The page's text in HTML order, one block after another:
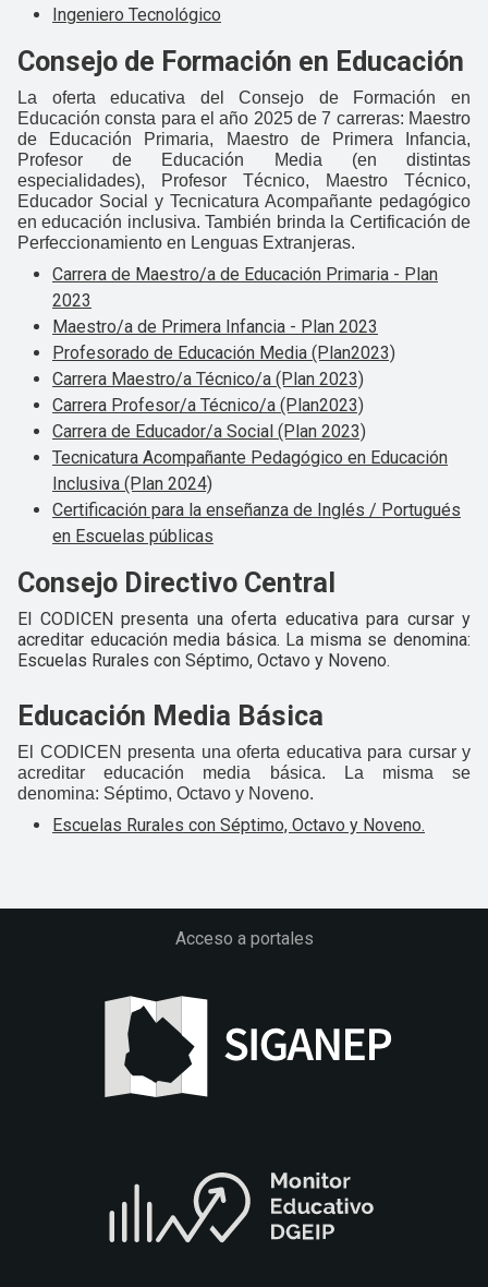
Ingeniero Tecnológico
Consejo de Formación en Educación
La oferta educativa del Consejo de Formación en
Educación consta para el año 2025 de 7 carreras: Maestro
de Educación Primaria, Maestro de Primera Infancia,
Profesor de Educación Media (en distintas
especialidades), Profesor Técnico, Maestro Técnico,
Educador Social y Tecnicatura Acompañante pedagógico
en educación inclusiva. También brinda la Certificación de
Perfeccionamiento en Lenguas Extranjeras.
Carrera de Maestro/a de Educación Primaria - Plan
2023
Maestro/a de Primera Infancia - Plan 2023
Profesorado de Educación Media (Plan2023)
Carrera Maestro/a Técnico/a (Plan 2023)
Carrera Profesor/a Técnico/a (Plan2023)
Carrera de Educador/a Social (Plan 2023)
Tecnicatura Acompañante Pedagógico en Educación
Inclusiva (Plan 2024)
Certificación para la enseñanza de Inglés / Portugués
en Escuelas públicas
Consejo Directivo Central
El CODICEN presenta una oferta educativa para cursar y
acreditar educación media básica. La misma se denomina:
Escuelas Rurales con Séptimo, Octavo y Noveno.
Educación Media Básica
El CODICEN presenta una oferta educativa para cursar y
acreditar educación media básica. La misma se
denomina: Séptimo, Octavo y Noveno.
Escuelas Rurales con Séptimo, Octavo y Noveno.
Acceso a portales